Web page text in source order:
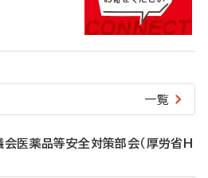
一覧
医薬品等安全対策部会（厚労省H